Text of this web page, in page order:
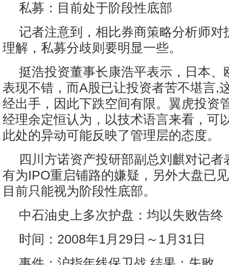
私募：目前处于阶段性底部
记者注意到，相比券商策略分析师对
理解，私募分歧则要明显一些。
挺浩投资董事长康浩平表示，日本、
表现不错，而A股已让投资者苦不堪言,
经出手，因此下跌空间有限。翼虎投资
经理余定恒认为，以技术语言来看，可
此处的异动可能反映了管理层的态度。
四川方诺资产投研部副总刘麒对记者
有为IPO重启铺路的嫌疑，另外大盘已
目前只能视为阶段性底部。
中石油史上多次护盘：均以失败告终
时间：2008年1月29日～1月31日